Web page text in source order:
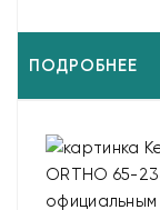
ПОДРОБНЕЕ